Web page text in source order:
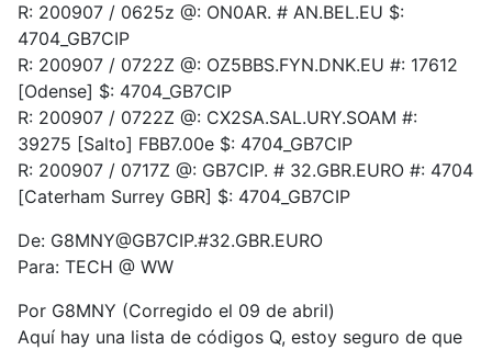
R: 200907 / 0625z @: ON0AR. # AN.BEL.EU $:
4704_GB7CIP
R: 200907 / 0722Z @: OZ5BBS.FYN.DNK.EU #: 17612
[Odense] $: 4704_GB7CIP
R: 200907 / 0722Z @: CX2SA.SAL.URY.SOAM #:
39275 [Salto] FBB7.00e $: 4704_GB7CIP
R: 200907 / 0717Z @: GB7CIP. # 32.GBR.EURO #: 4704
[Caterham Surrey GBR] $: 4704_GB7CIP
De: G8MNY@GB7CIP.#32.GBR.EURO
Para: TECH @ WW
Por G8MNY (Corregido el 09 de abril)
Aquí hay una lista de códigos Q, estoy seguro de que